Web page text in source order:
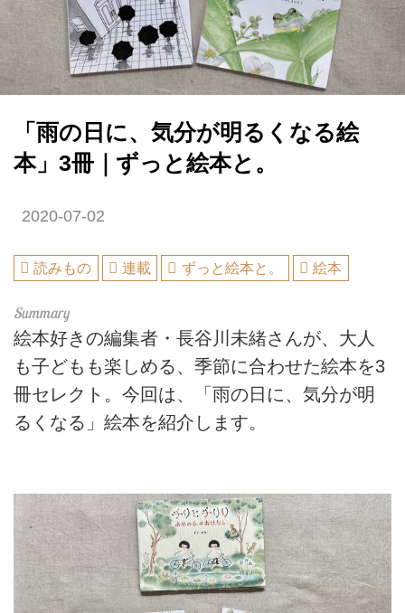
「雨の日に、気分が明るくなる絵
本」3冊｜ずっと絵本と。
2020-07-02
読みもの 連載 ずっと絵本と。 絵本
絵本好きの編集者・長谷川未緒さんが、大人
も子どもも楽しめる、季節に合わせた絵本を3
冊セレクト。今回は、「雨の日に、気分が明
るくなる」絵本を紹介します。